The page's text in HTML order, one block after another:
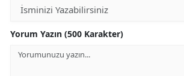
Yorum Yazın (500 Karakter)